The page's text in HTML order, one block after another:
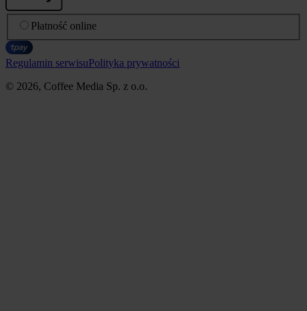
Płatność online
Regulamin serwisuPolityka prywatności
© 2026, Coffee Media Sp. z o.o.